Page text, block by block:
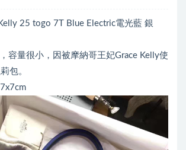
25 togo 7T Blue Electric電光藍 銀
容量很小，因被摩納哥王妃Grace Kelly使
包。